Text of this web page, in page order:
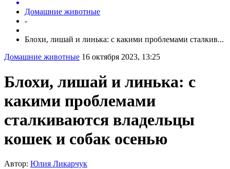
Домашние животные
-
Блохи, лишай и линька: с какими проблемами сталкив...
Домашние животные 16 октября 2023, 13:25
Блохи, лишай и линька: с
какими проблемами
сталкиваются владельцы
кошек и собак осенью
Автор: Юлия Ликарчук